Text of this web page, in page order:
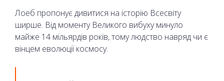
Лоеб пропонує дивитися на історію Всесвіту
ширше. Від моменту Великого вибуху минуло
майже 14 мільярдів років, тому людство навряд чи є
вінцем еволюції космосу.